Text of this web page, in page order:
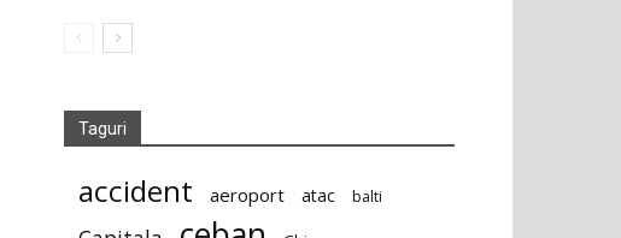
Taguri
accident aeroport atac balti